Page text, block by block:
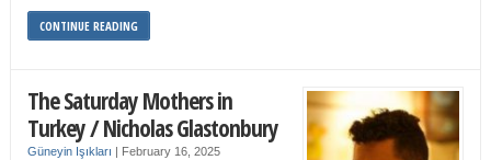
CONTINUE READING
The Saturday Mothers in
Turkey / Nicholas Glastonbury
Güneyin Işıkları | February 16, 2025